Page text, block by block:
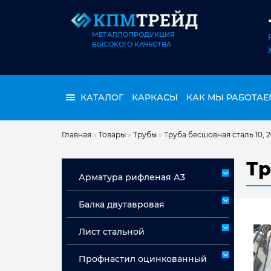
МЕТАЛЛОПРОДУКЦИЯ
ВЫСОКОГО КАЧЕСТВА
КАТАЛОГ КАРКАСЫ КАК МЫ
Главная » Товары » Трубы » Труба бесшовная сталь 10,
Арматура рифленая А3
Арматура мерная А3
Балка двутавровая
Лист стальной
Профнастил оцинкованный